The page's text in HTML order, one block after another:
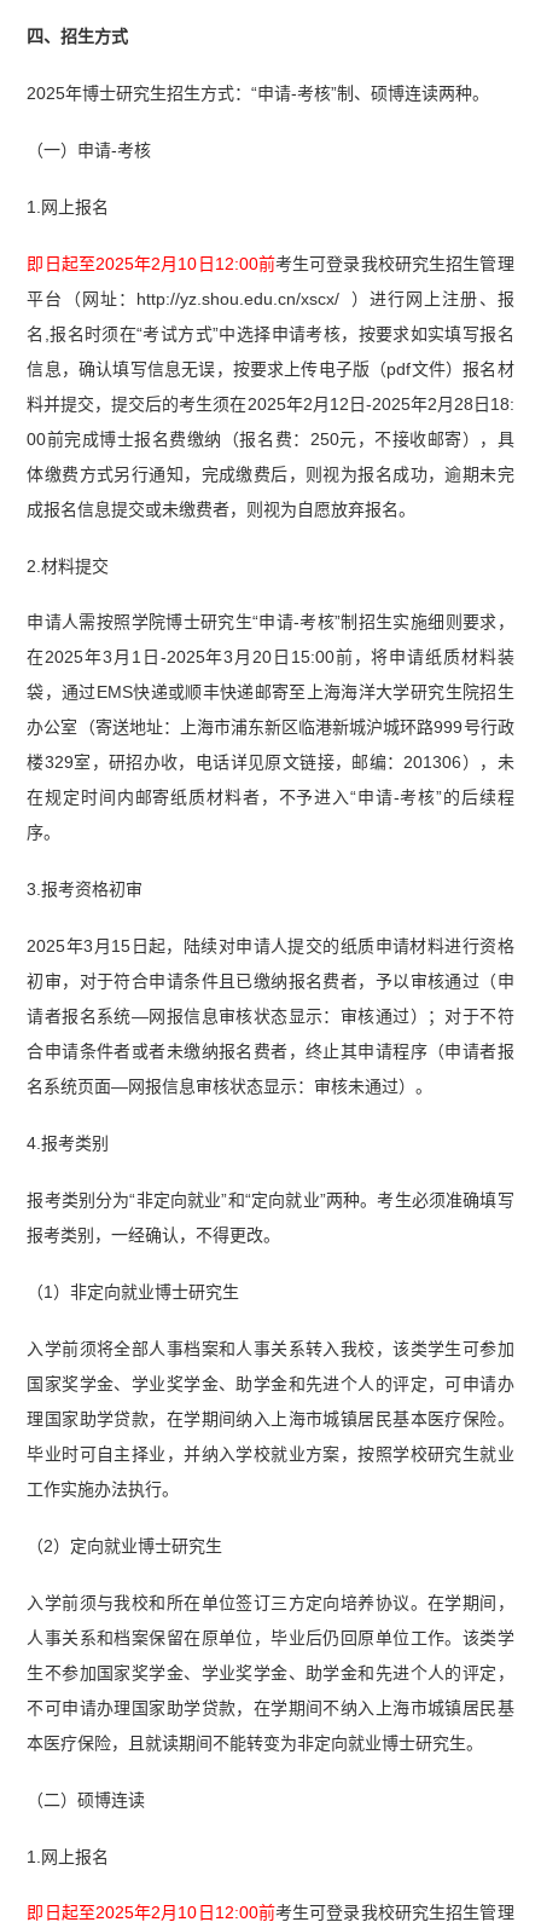
四、招生方式
2025年博士研究生招生方式：“申请-考核”制、硕博连读两种。
（一）申请-考核
1.网上报名
即日起至2025年2月10日12:00前考生可登录我校研究生招生管理
平台（网址：http://yz.shou.edu.cn/xscx/ ）进行网上注册、报
名,报名时须在“考试方式”中选择申请考核，按要求如实填写报名
信息，确认填写信息无误，按要求上传电子版（pdf文件）报名材
料并提交，提交后的考生须在2025年2月12日-2025年2月28日18:
00前完成博士报名费缴纳（报名费：250元，不接收邮寄），具
体缴费方式另行通知，完成缴费后，则视为报名成功，逾期未完
成报名信息提交或未缴费者，则视为自愿放弃报名。
2.材料提交
申请人需按照学院博士研究生“申请-考核”制招生实施细则要求，
在2025年3月1日-2025年3月20日15:00前，将申请纸质材料装
袋，通过EMS快递或顺丰快递邮寄至上海海洋大学研究生院招生
办公室（寄送地址：上海市浦东新区临港新城沪城环路999号行政
楼329室，研招办收，电话详见原文链接，邮编：201306），未
在规定时间内邮寄纸质材料者，不予进入“申请-考核”的后续程
序。
3.报考资格初审
2025年3月15日起，陆续对申请人提交的纸质申请材料进行资格
初审，对于符合申请条件且已缴纳报名费者，予以审核通过（申
请者报名系统—网报信息审核状态显示：审核通过）；对于不符
合申请条件者或者未缴纳报名费者，终止其申请程序（申请者报
名系统页面—网报信息审核状态显示：审核未通过）。
4.报考类别
报考类别分为“非定向就业”和“定向就业”两种。考生必须准确填写
报考类别，一经确认，不得更改。
（1）非定向就业博士研究生
入学前须将全部人事档案和人事关系转入我校，该类学生可参加
国家奖学金、学业奖学金、助学金和先进个人的评定，可申请办
理国家助学贷款，在学期间纳入上海市城镇居民基本医疗保险。
毕业时可自主择业，并纳入学校就业方案，按照学校研究生就业
工作实施办法执行。
（2）定向就业博士研究生
入学前须与我校和所在单位签订三方定向培养协议。在学期间，
人事关系和档案保留在原单位，毕业后仍回原单位工作。该类学
生不参加国家奖学金、学业奖学金、助学金和先进个人的评定，
不可申请办理国家助学贷款，在学期间不纳入上海市城镇居民基
本医疗保险，且就读期间不能转变为非定向就业博士研究生。
（二）硕博连读
1.网上报名
即日起至2025年2月10日12:00前考生可登录我校研究生招生管理